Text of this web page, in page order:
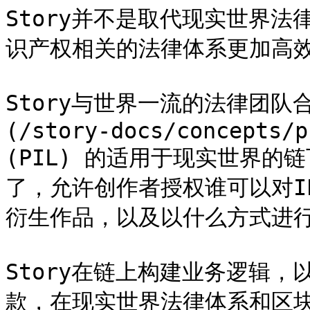
Story并不是取代现实世界法
识产权相关的法律体系更加高
Story与世界一流的法律团队
(/story-docs/concepts/
(PIL) 的适用于现实世界的链
了，允许创作者授权谁可以
衍生作品，以及以什么方式进
Story在链上构建业务逻辑，
款，在现实世界法律体系和区